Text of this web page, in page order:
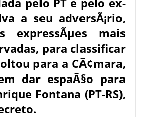
a seu adversÃ¡rio,
expressÃµes mais
para classificar
para a CÃ¢mara,
dar espaÃ§o para
Fontana (PT-RS),